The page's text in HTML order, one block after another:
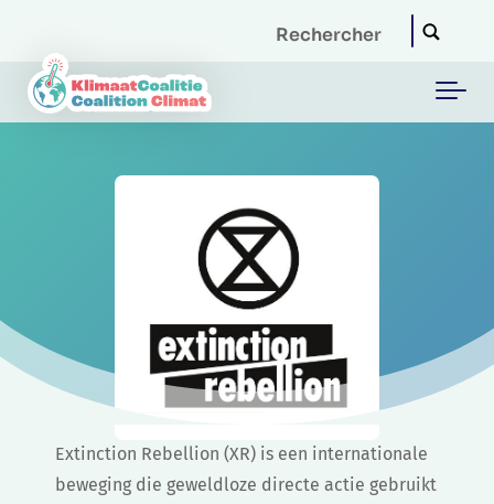
Extinction Rebellion (XR) is een internationale
beweging die geweldloze directe actie gebruikt